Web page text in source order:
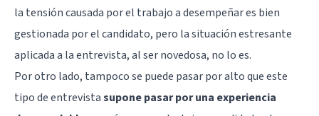
la tensión causada por el trabajo a desempeñar es bien
gestionada por el candidato, pero la situación estresante
aplicada a la entrevista, al ser novedosa, no lo es.
Por otro lado, tampoco se puede pasar por alto que este
tipo de entrevistasupone pasar por una experiencia